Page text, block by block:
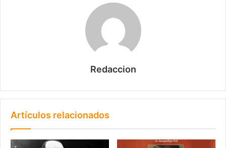
Redaccion
Artículos relacionados